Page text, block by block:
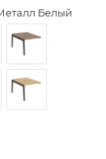
Белый